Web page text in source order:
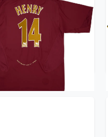
Arsenal Home Shirt
Henry #14 (XXL)
· ca. €779
Trikot kaufen